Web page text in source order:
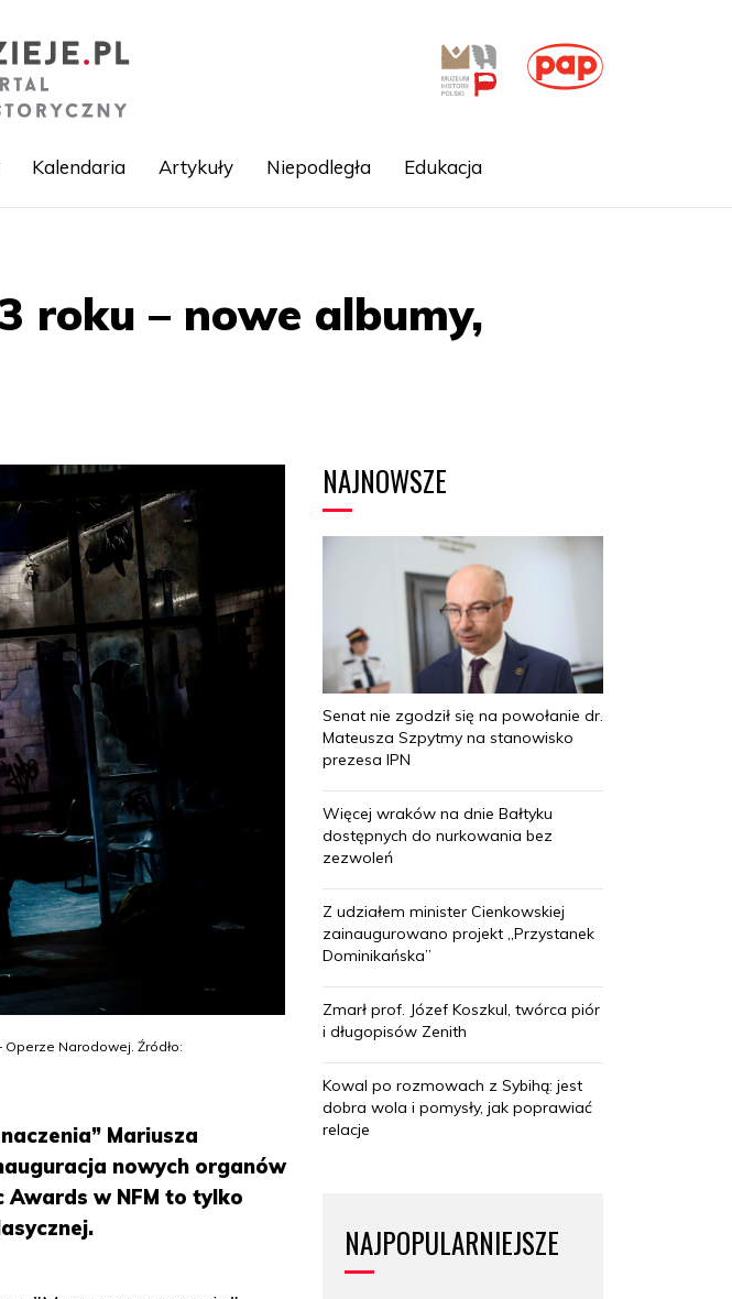
Kalendaria Artykuły Niepodległa Edukacja
roku – nowe albumy,
Narodowej. Źródło:
Mariusza
nowych organów
Awards w NFM to tylko
NAJNOWSZE
Senat nie zgodził się na powołanie dr.
Mateusza Szpytmy na stanowisko
prezesa IPN
Więcej wraków na dnie Bałtyku
dostępnych do nurkowania bez
zezwoleń
Z udziałem minister Cienkowskiej
zainaugurowano projekt „Przystanek
Dominikańska”
Zmarł prof. Józef Koszkul, twórca piór
i długopisów Zenith
Kowal po rozmowach z Sybihą: jest
dobra wola i pomysły, jak poprawiać
relacje
NAJPOPULARNIEJSZE